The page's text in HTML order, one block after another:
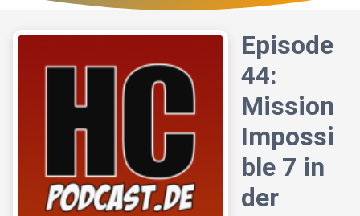
Episode
44:
Mission
Impossi
ble 7 in
der